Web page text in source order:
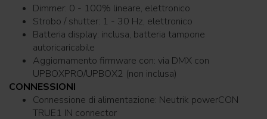
Dimmer: 0 - 100% lineare, elettronico
Strobo / shutter: 1 - 30 Hz, elettronico
Batteria display: inclusa, batteria tampone
autoricaricabile
Aggiornamento firmware con: via DMX con
UPBOXPRO/UPBOX2 (non inclusa)
CONNESSIONI
Connessione di alimentazione: Neutrik powerCON
TRUE1 IN connector